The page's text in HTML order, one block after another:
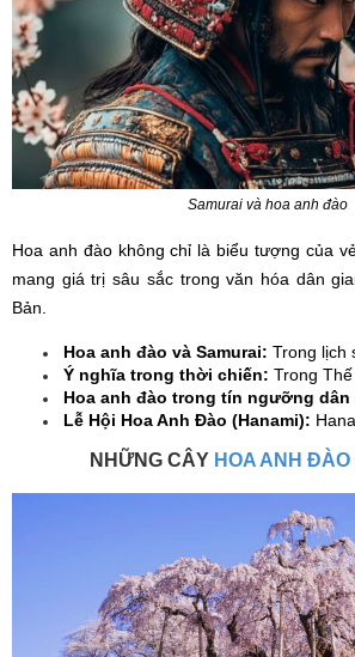
Samurai và hoa anh đào
Hoa anh đào không chỉ là biểu tượng của
mang giá trị sâu sắc trong văn hóa dân
Bản.
Hoa anh đào và Samurai: Trong lịch
Ý nghĩa trong thời chiến: Trong
Hoa anh đào trong tín ngưỡng dân
Lễ Hội Hoa Anh Đào (Hanami):
NHỮNG CÂY HOA ANH ĐÀO